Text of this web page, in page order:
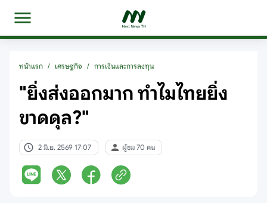
หน้าแรก / เศรษฐกิจ / การเงินและการลงทุน
"ยิ่งส่งออกมาก ทำไมไทยยิ่ง
ขาดดุล?"
2 มิ.ย. 2569 17:07 ผู้ชม 70 คน